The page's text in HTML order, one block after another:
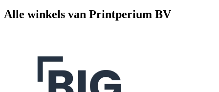
Alle winkels van Printperium BV